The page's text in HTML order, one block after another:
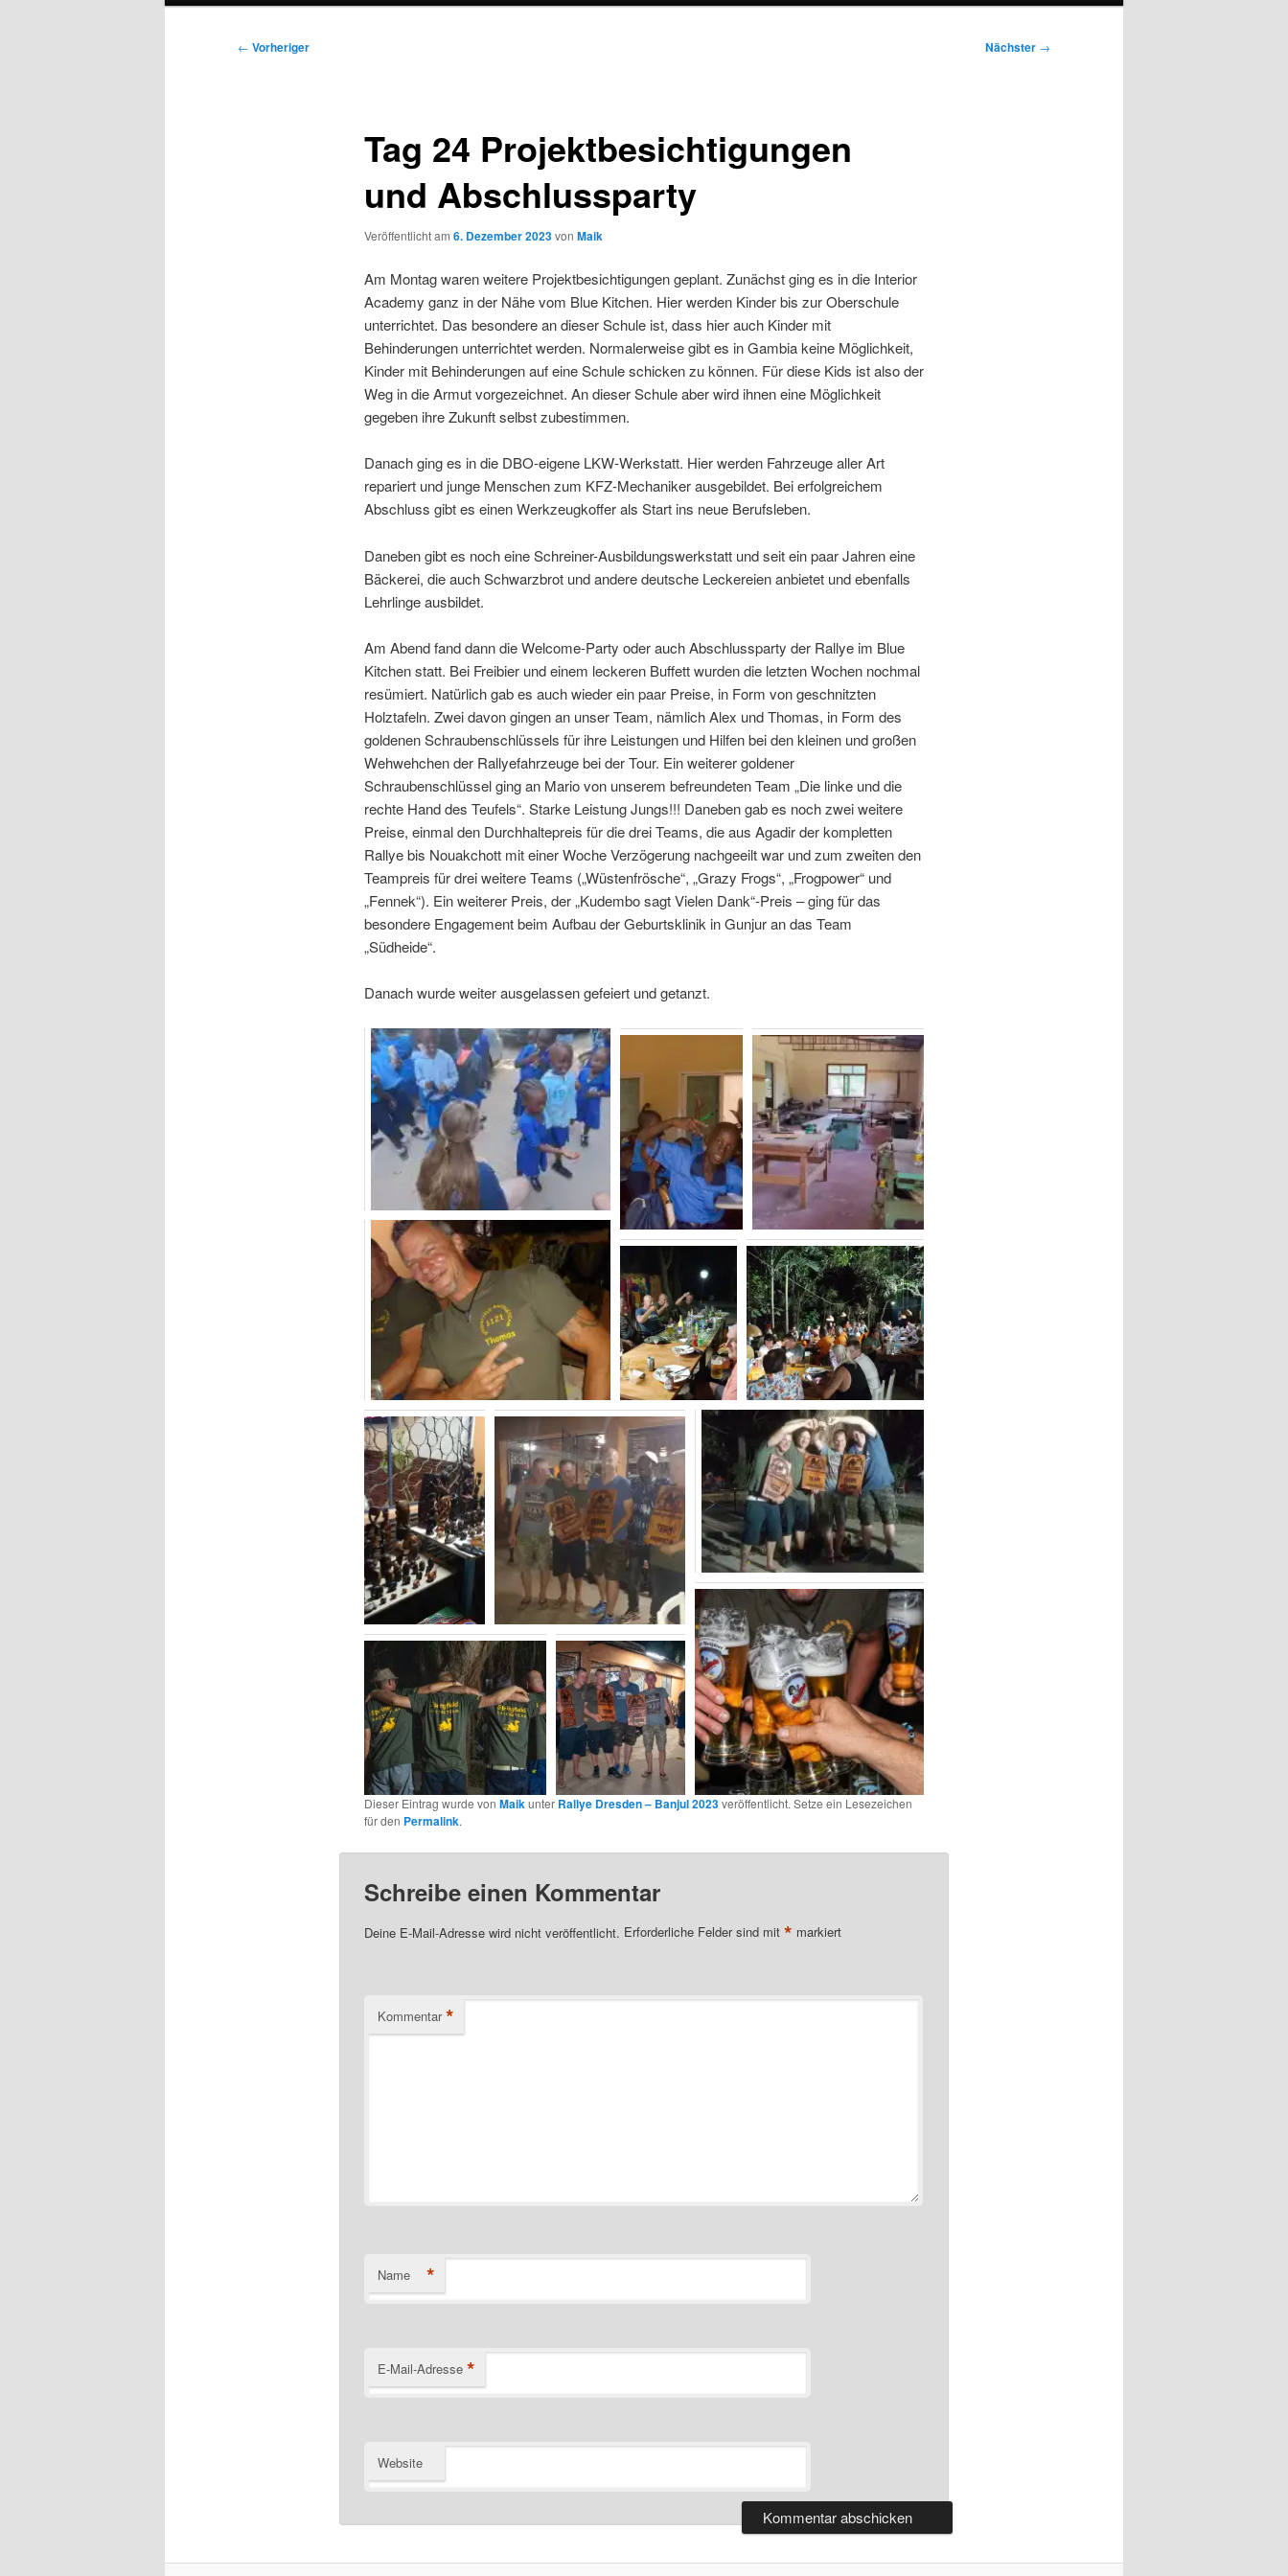
Beitragsnavigation
← Vorheriger Nächster →
Tag 24 Projektbesichtigungen
und Abschlussparty
Veröffentlicht am 6. Dezember 2023von Maik
Am Montag waren weitere Projektbesichtigungen geplant. Zunächst ging es in die Interior
Academy ganz in der Nähe vom Blue Kitchen. Hier werden Kinder bis zur Oberschule
unterrichtet. Das besondere an dieser Schule ist, dass hier auch Kinder mit
Behinderungen unterrichtet werden. Normalerweise gibt es in Gambia keine Möglichkeit,
Kinder mit Behinderungen auf eine Schule schicken zu können. Für diese Kids ist also der
Weg in die Armut vorgezeichnet. An dieser Schule aber wird ihnen eine Möglichkeit
gegeben ihre Zukunft selbst zubestimmen.
Danach ging es in die DBO-eigene LKW-Werkstatt. Hier werden Fahrzeuge aller Art
repariert und junge Menschen zum KFZ-Mechaniker ausgebildet. Bei erfolgreichem
Abschluss gibt es einen Werkzeugkoffer als Start ins neue Berufsleben.
Daneben gibt es noch eine Schreiner-Ausbildungswerkstatt und seit ein paar Jahren eine
Bäckerei, die auch Schwarzbrot und andere deutsche Leckereien anbietet und ebenfalls
Lehrlinge ausbildet.
Am Abend fand dann die Welcome-Party oder auch Abschlussparty der Rallye im Blue
Kitchen statt. Bei Freibier und einem leckeren Buffett wurden die letzten Wochen nochmal
resümiert. Natürlich gab es auch wieder ein paar Preise, in Form von geschnitzten
Holztafeln. Zwei davon gingen an unser Team, nämlich Alex und Thomas, in Form des
goldenen Schraubenschlüssels für ihre Leistungen und Hilfen bei den kleinen und großen
Wehwehchen der Rallyefahrzeuge bei der Tour. Ein weiterer goldener
Schraubenschlüssel ging an Mario von unserem befreundeten Team „Die linke und die
rechte Hand des Teufels“. Starke Leistung Jungs!!! Daneben gab es noch zwei weitere
Preise, einmal den Durchhaltepreis für die drei Teams, die aus Agadir der kompletten
Rallye bis Nouakchott mit einer Woche Verzögerung nachgeeilt war und zum zweiten den
Teampreis für drei weitere Teams („Wüstenfrösche“, „Grazy Frogs“, „Frogpower“ und
„Fennek“). Ein weiterer Preis, der „Kudembo sagt Vielen Dank“-Preis – ging für das
besondere Engagement beim Aufbau der Geburtsklinik in Gunjur an das Team
„Südheide“.
Danach wurde weiter ausgelassen gefeiert und getanzt.
Dieser Eintrag wurde von Maikunter Rallye Dresden – Banjul 2023veröffentlicht. Setze ein Lesezeichen
für den Permalink.
Schreibe einen Kommentar
Deine E-Mail-Adresse wird nicht veröffentlicht. Erforderliche Felder sind mit * markiert
Kommentar *
Name *
E-Mail-Adresse *
Website